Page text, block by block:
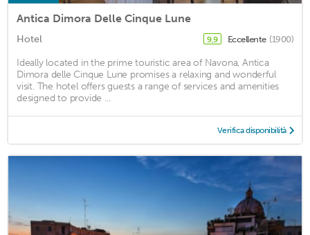
Antica Dimora Delle Cinque Lune
Hotel 9,9 Eccellente (1900)
Ideally located in the prime touristic area of Navona, Antica
Dimora delle Cinque Lune promises a relaxing and wonderful
visit. The hotel offers guests a range of services and amenities
designed to provide ...
Verifica disponibilità